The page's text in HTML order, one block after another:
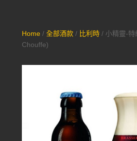
Home/ 全部酒款/ 比利時/ 小精靈-特
Chouffe)